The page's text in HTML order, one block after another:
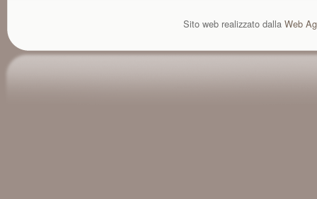
Sito web realizzato dalla Web